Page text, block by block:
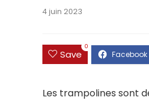
4 juin 2023
Save
0
Les trampolines sont